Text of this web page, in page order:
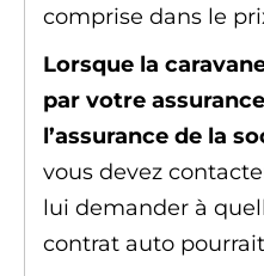
comprise dans le
Lorsque la
par votre
l’assurance de la
vous devez
lui demander à
contrat auto